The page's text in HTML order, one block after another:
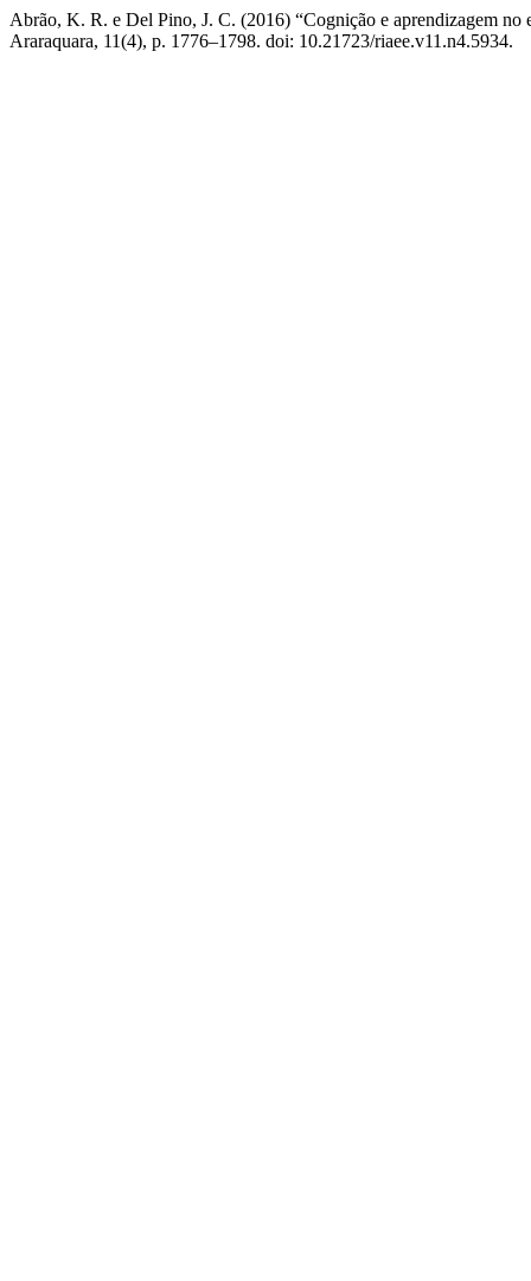
Abrão, K. R. e Del Pino, J. C. (2016) “Cognição e aprendizagem no
Araraquara, 11(4), p. 1776–1798. doi: 10.21723/riaee.v11.n4.5934.